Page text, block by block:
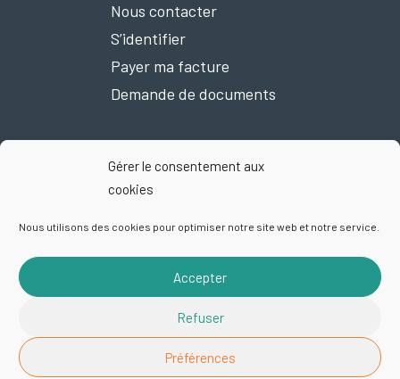
Gérer le consentement aux
cookies
Nous utilisons des cookies pour optimiser notre site web et notre service.
Accepter
Refuser
Préférences
Nous contacter
S’identifier
Payer ma facture
Demande de documents
Mentions légales Plan du site
Politique de confidentialité
Exercez vos droits
© 2026 Smictom | Site par